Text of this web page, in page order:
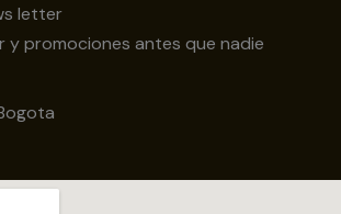
letter
promociones antes que nadie